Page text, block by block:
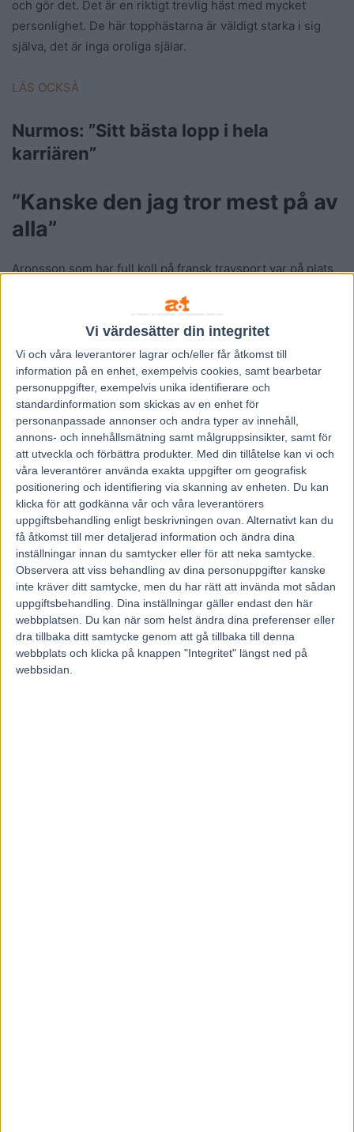
Vi värdesätter din integritet
Vi och våra leverantorer lagrar och/eller får åtkomst till
information på en enhet, exempelvis cookies, samt bearbetar
personuppgifter, exempelvis unika identifierare och
standardinformation som skickas av en enhet för
personanpassade annonser och andra typer av innehåll,
annons- och innehållsmätning samt målgruppsinsikter, samt för
att utveckla och förbättra produkter. Med din tillåtelse kan vi och
våra leverantörer använda exakta uppgifter om geografisk
positionering och identifiering via skanning av enheten. Du kan
klicka för att godkänna vår och våra leverantörers
uppgiftsbehandling enligt beskrivningen ovan. Alternativt kan du
få åtkomst till mer detaljerad information och ändra dina
inställningar innan du samtycker eller för att neka samtycke.
Observera att viss behandling av dina personuppgifter kanske
inte kräver ditt samtycke, men du har rätt att invända mot sådan
uppgiftsbehandling. Dina inställningar gäller endast den här
webbplatsen. Du kan när som helst ändra dina preferenser eller
dra tillbaka ditt samtycke genom att gå tillbaka till denna
webbplats och klicka på knappen "Integritet" längst ned på
webbsidan.
och gör det. Det är en riktigt trevlig häst med mycket
personlighet. De här topphästarna är väldigt starka i sig
själva, det är inga oroliga själar.
LÄS OCKSÅ
Nurmos: ”Sitt bästa lopp i hela
karriären”
”Kanske den jag tror mest på av
alla”
Aronsson som har full koll på fransk travsport var på plats
Prix de Belgique, avgjordes.
Därmed har hon färska synintryck från loppet och även
pratat med många aktiva efter loppet.
Hur går snacket, vem tror du vinner Prix d’Amérique?
– Jag tycker det finns tre hästar som höjer sig. Det är våra
svensktränade hästar, Propulsion och Readly Express och
Bold Eagle (som jagar tredje raka segern i storloppet).
– Vem som vinner? Det är mycket vem som får bästa
loppet, för det är tre fantastiska individer, men jag blir
absolut inte förvånad om Readly Express vinner, det är
kanske den jag tror mest på av alla.
– Snacket går ju, kollar man loppen han har gjort härnere,
hur han ser ut och han kanske den som är mest oöm av